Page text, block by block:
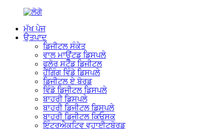
ਮੁੱਖ ਪੇਜ
ਉਤਪਾਦ
ਡਿਜੀਟਲ ਸੰਕੇਤ
ਵਾਲ ਮਾਊਂਟਡ ਡਿਸਪਲੇ
ਫਲੋਰ ਸਟੈਂਡ ਡਿਜੀਟਲ
ਹੈਂਗਿੰਗ ਵਿੰਡੋ ਡਿਸਪਲੇ
ਡਿਜੀਟਲ ਏ ਬੋਰਡ
ਵਿੰਡੋ ਡਿਜੀਟਲ ਡਿਸਪਲੇ
ਬਾਹਰੀ ਡਿਸਪਲੇ
ਬਾਹਰੀ ਡਿਜੀਟਲ ਡਿਸਪਲੇ
ਬਾਹਰੀ ਡਿਜੀਟਲ ਕਿਓਸਕ
ਇੰਟਰਐਕਟਿਵ ਵ੍ਹਾਈਟਬੋਰਡ